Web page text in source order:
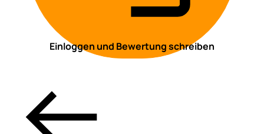
Einloggen und Bewertung schreiben